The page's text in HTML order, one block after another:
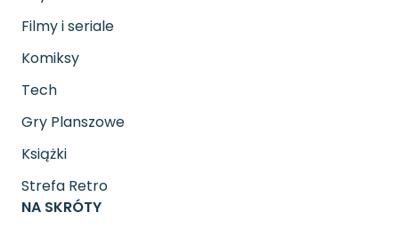
Filmy i seriale
Komiksy
Tech
Gry Planszowe
Książki
Strefa Retro
NA SKRÓTY